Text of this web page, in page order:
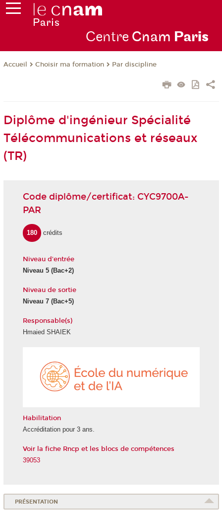
Centre Cnam Paris
Accueil Choisir ma formation Par discipline
Diplôme d'ingénieur Spécialité
Télécommunications et réseaux
(TR)
Code diplôme/certificat: CYC9700A-
PAR
180 crédits
Niveau d'entrée
Niveau 5(Bac+2)
Niveau de sortie
Niveau 7(Bac+5)
Responsable(s)
Hmaied SHAIEK
Habilitation
Accréditation pour 3 ans.
Voir la fiche Rncp et les blocs de compétences
39053
PRÉSENTATION